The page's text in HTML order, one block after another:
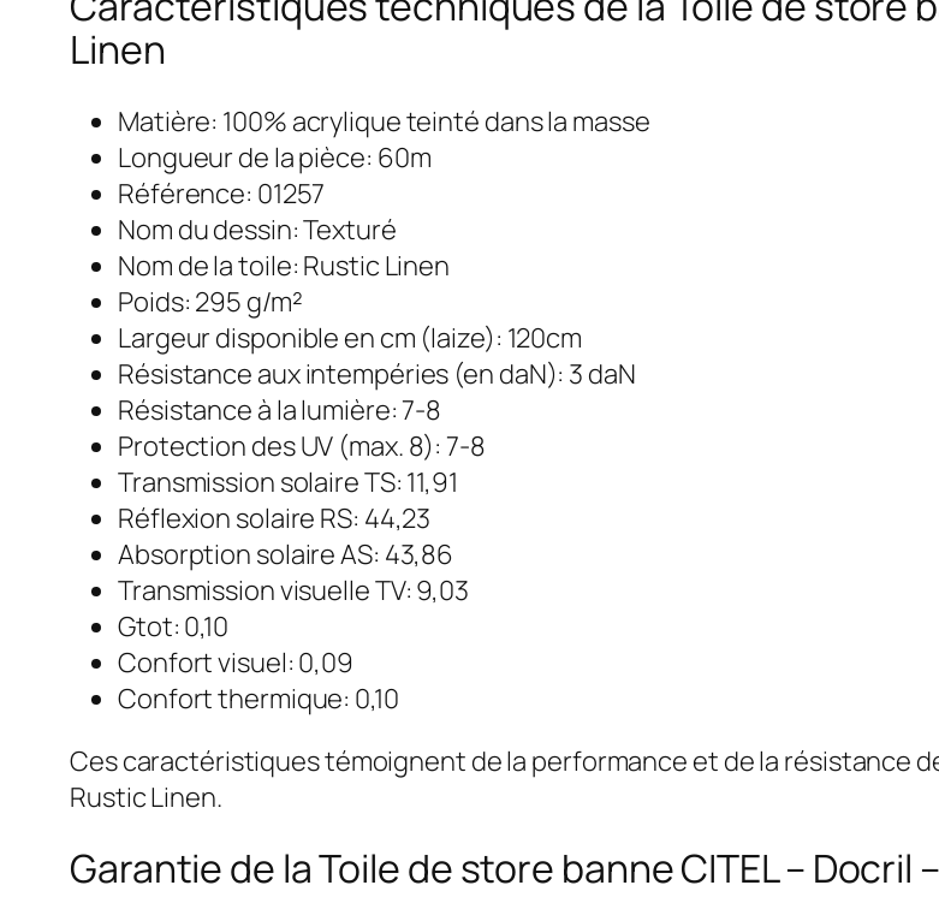
Linen
Matière: 100% acrylique teinté dans la masse
Longueur de la pièce: 60m
Référence: 01257
Nom du dessin: Texturé
Nom de la toile: Rustic Linen
Poids: 295 g/m²
Largeur disponible en cm (laize): 120cm
Résistance aux intempéries (en daN): 3 daN
Résistance à la lumière: 7-8
Protection des UV (max. 8): 7-8
Transmission solaire TS: 11,91
Réflexion solaire RS: 44,23
Absorption solaire AS: 43,86
Transmission visuelle TV: 9,03
Gtot: 0,10
Confort visuel: 0,09
Confort thermique: 0,10
Ces caractéristiques témoignent de la performance et de la résistance
Rustic Linen.
Garantie de la Toile de store banne CITEL – Docril